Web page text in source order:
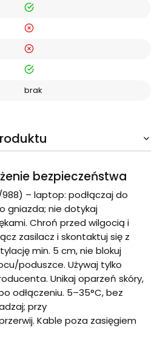
tak
nie
nie
tak
brak
bezpieczeństwa
988) – laptop: podłączaj do
gniazda; nie dotykaj
Chroń przed wilgocią i
zasilacz i skontaktuj się z
min. 5 cm, nie blokuj
poduszce. Używaj tylko
Unikaj oparzeń skóry,
odłączeniu. 5–35°C, bez
przy
Kable poza zasięgiem